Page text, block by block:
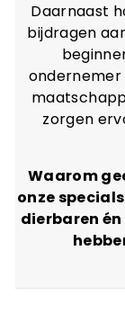
Daarnaast
bijdragen
ondernemer
zorgen
Waarom
onze
dierbaren